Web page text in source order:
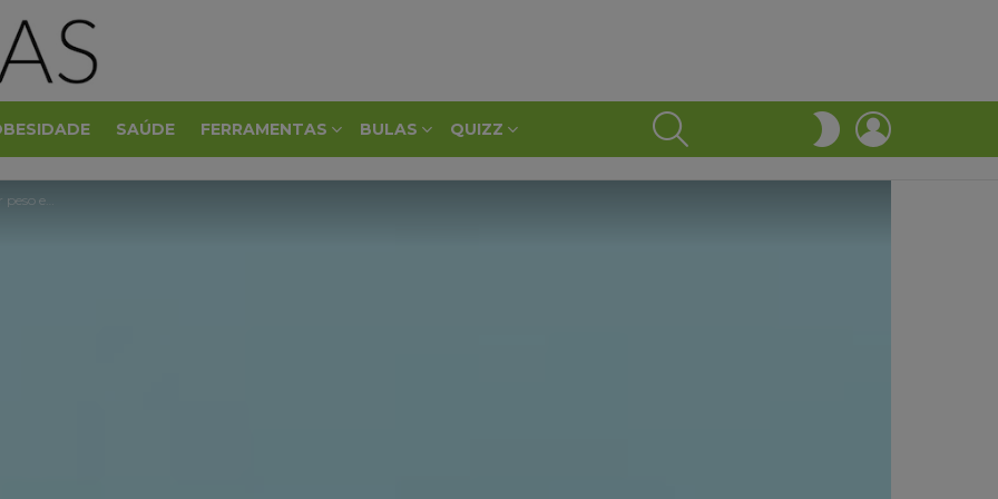
SAÚDE FERRAMENTAS BULAS QUIZZ
SWITCH
SKIN
2021